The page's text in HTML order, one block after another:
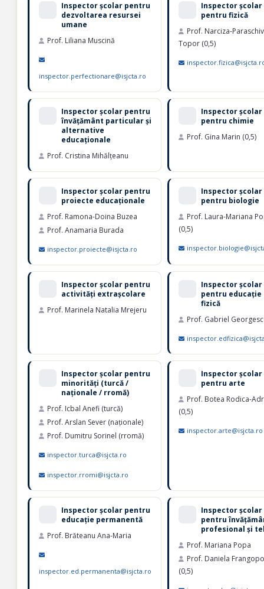
Inspector școlar pentru
dezvoltarea resursei
umane
Prof. Liliana Muscină
inspector.perfectionare@isjcta.ro
Inspector școlar
pentru fizică
Prof. Narciza-
Topor (0,5)
Inspector școlar pentru
învățământ particular și
alternative
educaționale
Prof. Cristina Mihălțeanu
Inspector școlar
pentru chimie
Prof. Gina Marin (0,5)
Inspector școlar pentru
proiecte educaționale
Prof. Ramona-Doina Buzea
Prof. Anamaria Burada
inspector.proiecte@isjcta.ro
Inspector școlar
pentru biologie
Prof. Laura-Mariana
(0,5)
Inspector școlar pentru
activități extrașcolare
Prof. Marinela Natalia Mrejeru
Inspector școlar
pentru educație
fizică
Prof. Gabriel
Inspector școlar pentru
minorități (turcă /
naționale / rromă)
Prof. Icbal Anefi (turcă)
Prof. Arslan Sever (naționale)
Prof. Dumitru Sorinel (rromă)
inspector.turca@isjcta.ro
inspector.rromi@isjcta.ro
Inspector școlar
pentru arte
Prof. Botea Rodica-
(0,5)
inspector.arte@isjcta.ro
Inspector școlar pentru
educație permanentă
Prof. Brăteanu Ana-Maria
inspector.ed.permanenta@isjcta.ro
Inspector școlar
pentru
profesional și
Prof. Mariana Popa
Prof. Daniela
(0,5)